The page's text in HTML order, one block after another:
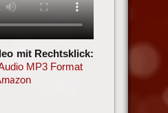
mit Rechtsklick:
MP3 Format